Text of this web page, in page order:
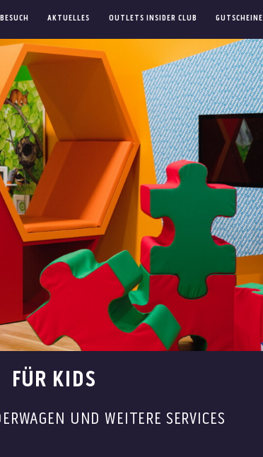
BESUCH AKTUELLES OUTLETS INSIDER CLUB GUTSCHEINE
FÜR KIDS
UND WEITERE SERVICES